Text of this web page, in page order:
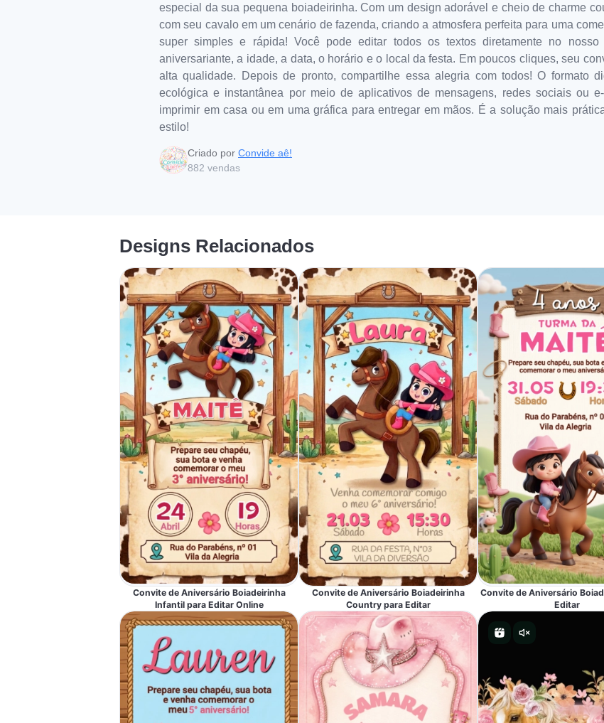
especial da sua pequena boiadeirinha. Com um design adorável e cheio de charme
com seu cavalo em um cenário de fazenda, criando a atmosfera perfeita para uma
super simples e rápida! Você pode editar todos os textos diretamente no
aniversariante, a idade, a data, o horário e o local da festa. Em poucos cliques, seu
alta qualidade. Depois de pronto, compartilhe essa alegria com todos! O formato
ecológica e instantânea por meio de aplicativos de mensagens, redes sociais ou
imprimir em casa ou em uma gráfica para entregar em mãos. É a solução mais
estilo!
Criado por Convide aê!
882 vendas
Designs Relacionados
Convite de Aniversário Boiadeirinha
Infantil para Editar Online
Convite de Aniversário Boiadeirinha
Country para Editar
Convite de Aniversário
Editar